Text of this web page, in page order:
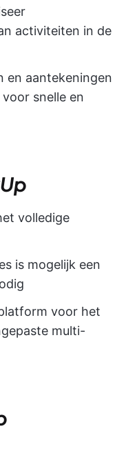
activiteiten in de
en aantekeningen
snelle en
volledige
is mogelijk een
voor het
multi-